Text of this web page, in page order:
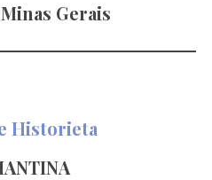
Gerais
Historieta